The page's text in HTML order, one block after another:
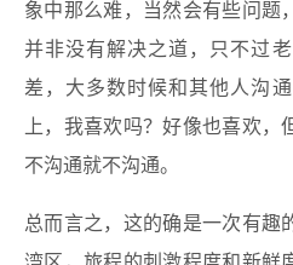
象中那么难，当然会有些问题
并非没有解决之道，只不过
差，大多数时候和其他人沟
上，我喜欢吗？好像也喜欢
不沟通就不沟通。
总而言之，这的确是一次有趣